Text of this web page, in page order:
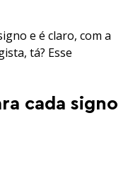
e é claro, com a
tá? Esse
cada signo